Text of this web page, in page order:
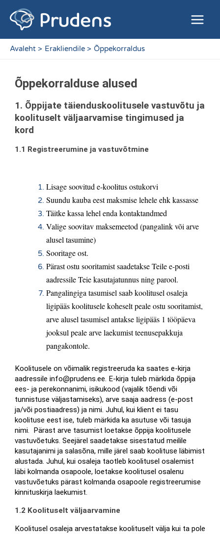
content
Avaleht Erakliendile Õppekorraldus
Õppekorralduse alused
1. Õppijate täienduskoolitusele vastuvõtu ja
koolituselt väljaarvamise tingimused ja
kord
1.1 Registreerumine ja vastuvõtmine
Lisage soovitud e-koolitus ostukorvi
Suundu kauba eest maksmise lehele ehk kassasse
Täitke kassa lehel enda kontaktandmed
Valige soovitav maksemeetod (pangalink või arve
alusel tasumine)
Sooritage ost.
Pärast ostu sooritamist saadetakse Teile e-posti
aadressile Teie kasutajatunnus ning parool.
Pangalingiga tasumisel saab koolitusel osaleja
ligipääs koolitusele koheselt peale ostu sooritamist,
arve alusel tasumisel antakse ligipääs 1 tööpäeva
jooksul peale arve laekumist teenusepakkuja
pangakontole.
Koolitusele on võimalik registreeruda ka saates e-kirja
aadressile info@prudens.ee. E-kirja tuleb märkida õppija
ees- ja perekonnanimi, isikukood (vajalik tõendi või
tunnistuse väljastamiseks), arve saaja aadress (e-post
ja/või postiaadress) ja nimi. Juhul, kui klient ei tasu
koolituse eest ise, tuleb märkida ka asutuse või tasuja
nimi.  Pärast arve tasumist loetakse õppija koolitusele
vastuvõetuks. Seejärel saadetakse sisestatud meilile
kasutajanimi ja salasõna, mille järel saab koolituse läbimist
alustada. Juhul, kui osaleja taotleb koolitusel osalemist
läbi kolmanda osapoole, loetakse koolitusel osalenu
vastuvõetuks pärast kolmanda osapoole registreerumise
kinnituskirja laekumist.
1.2 Koolituselt väljaarvamine
Koolitusel osaleja arvestatakse koolituselt välja kui ta pole